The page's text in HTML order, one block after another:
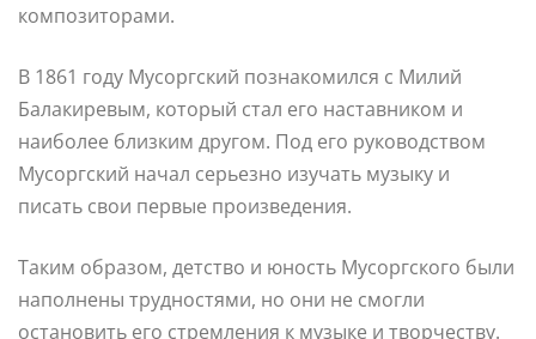
композиторами.
В 1861 году Мусоргский познакомился с Милий
Балакиревым, который стал его наставником и
наиболее близким другом. Под его руководством
Мусоргский начал серьезно изучать музыку и
писать свои первые произведения.
Таким образом, детство и юность Мусоргского были
наполнены трудностями, но они не смогли
остановить его стремления к музыке и творчеству.